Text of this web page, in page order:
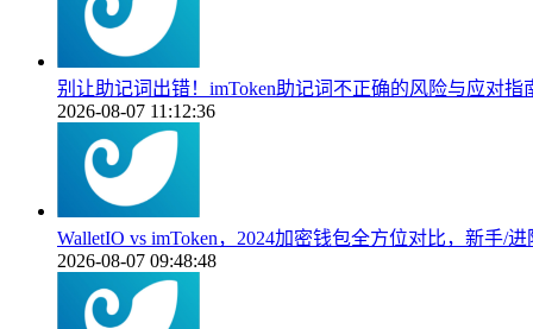
别让助记词出错！imToken助记词不正确的风险与应对指
2026-08-07 11:12:36
WalletIO vs imToken，2024加密钱包全方位对比，新手/进
2026-08-07 09:48:48